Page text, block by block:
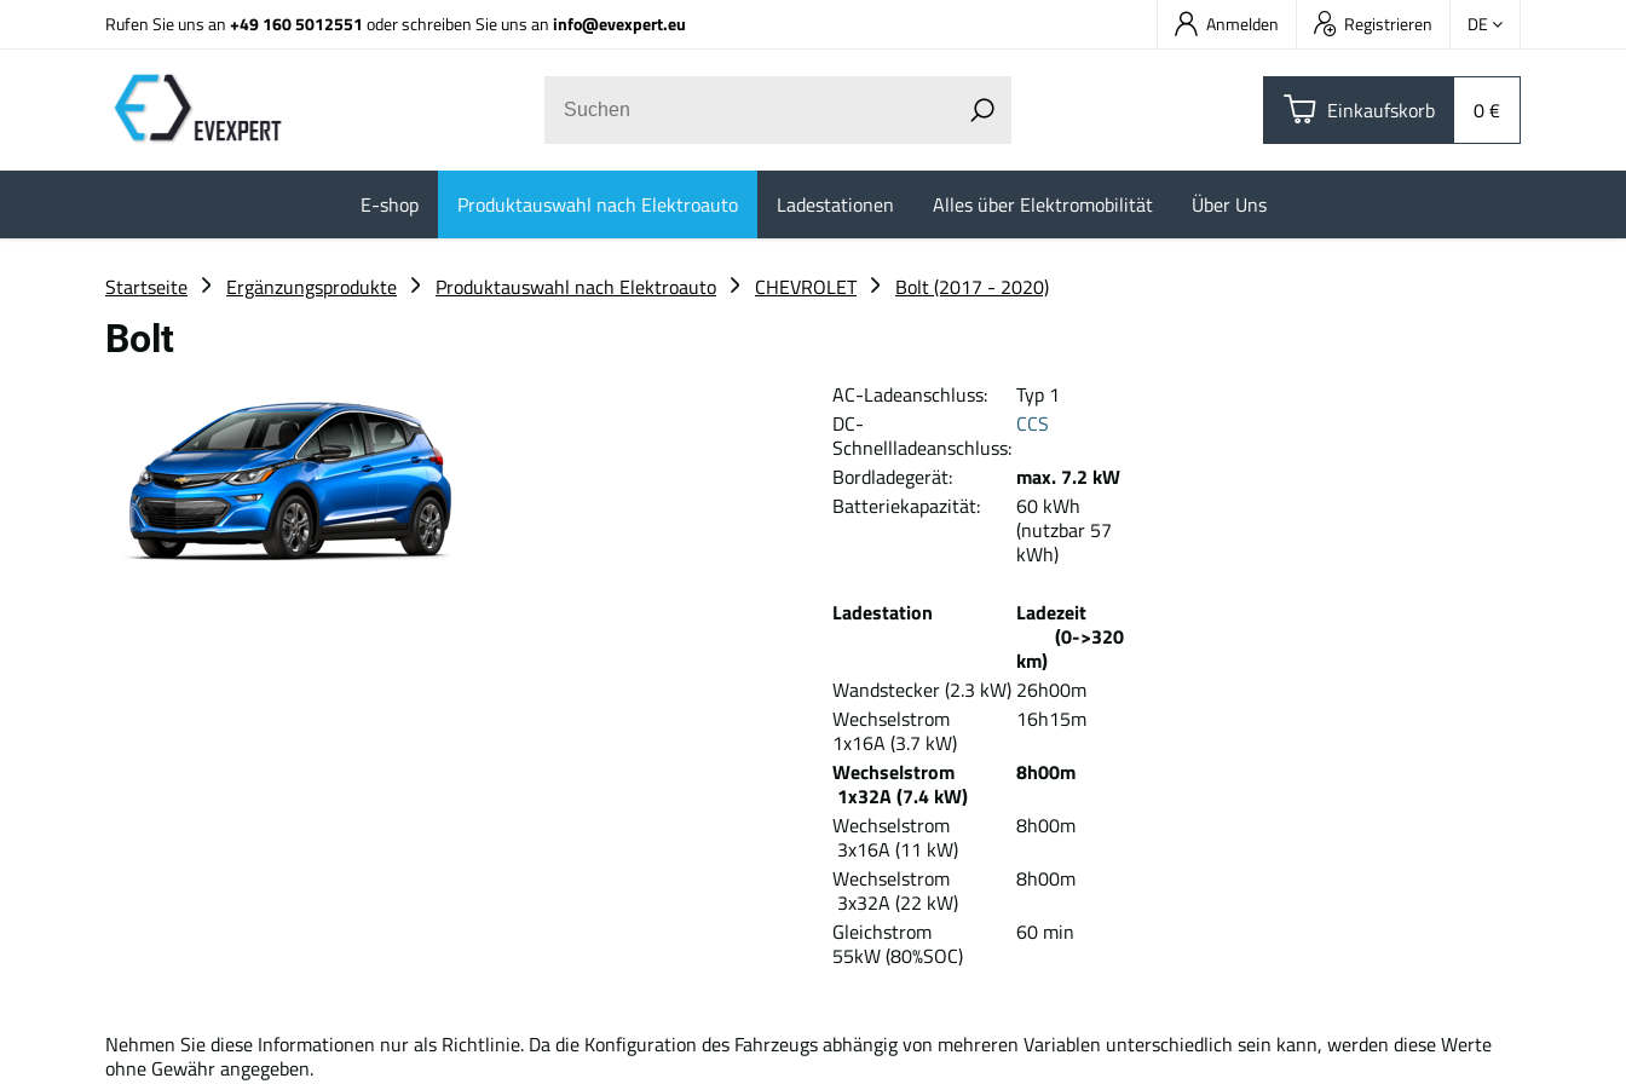
Rufen Sie uns an+49 160 5012551 oder schreiben Sie uns aninfo@evexpert.eu Anmelden Registrieren DE
Einkaufskorb 0 €
E-shop Produktauswahl nach Elektroauto Ladestationen Alles über Elektromobilität Über Uns
Startseite Ergänzungsprodukte Produktauswahl nach Elektroauto CHEVROLET Bolt (2017 - 2020)
Bolt
AC-Ladeanschluss:
Typ 1
DC-
Schnellladeanschluss:
CCS
Bordladegerät:
max. 7.2 kW
Batteriekapazität:
60 kWh
(nutzbar 57
kWh)
Ladestation
Ladezeit
(0->320
km)
Wandstecker (2.3 kW) 26h00m
Wechselstrom
1x16A (3.7 kW)
16h15m
Wechselstrom
1x32A (7.4 kW)
8h00m
Wechselstrom
3x16A (11 kW)
8h00m
Wechselstrom
3x32A (22 kW)
8h00m
Gleichstrom
55kW (80%SOC)
60 min
Nehmen Sie diese Informationen nur als Richtlinie. Da die Konfiguration des Fahrzeugs abhängig von mehreren Variablen unterschiedlich sein kann, werden diese Werte
ohne Gewähr angegeben.